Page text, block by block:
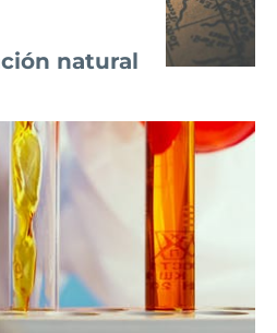
natural